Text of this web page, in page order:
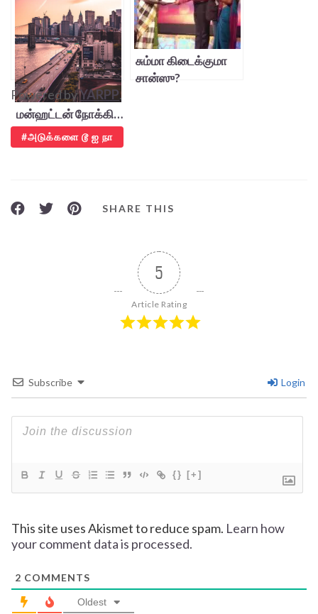
மன்ஹட்டன் நோக்கி…
சும்மா கிடைக்குமா
சான்ஸு?
Powered byYARPP.
அடுக்களை டூ ஐ நா
SHARE THIS
5
Article Rating
Subscribe Login
{} [+]
This site uses Akismet to reduce spam. Learn how
your comment data is processed.
2 COMMENTS
Oldest